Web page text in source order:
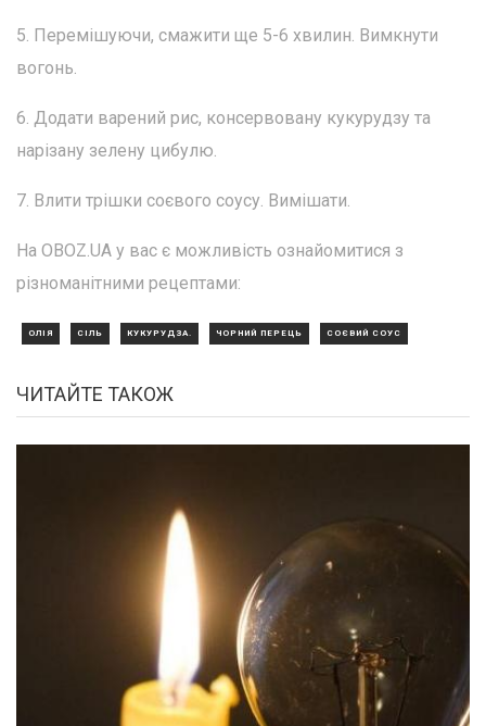
5. Перемішуючи, смажити ще 5-6 хвилин. Вимкнути
вогонь.
6. Додати варений рис, консервовану кукурудзу та
нарізану зелену цибулю.
7. Влити трішки соєвого соусу. Вимішати.
На OBOZ.UA у вас є можливість ознайомитися з
різноманітними рецептами:
ОЛІЯ СІЛЬ КУКУРУДЗА. ЧОРНИЙ ПЕРЕЦЬ СОЄВИЙ СОУС
ЧИТАЙТЕ ТАКОЖ